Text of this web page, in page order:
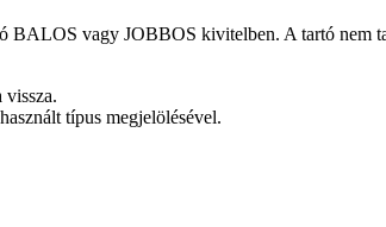
vagy JOBBOS kivitelben. A tartó nem
vissza.
típus megjelölésével.